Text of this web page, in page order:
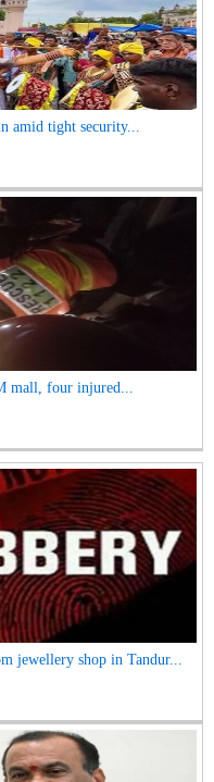
amid tight security...
mall, four injured...
jewellery shop in Tandur...